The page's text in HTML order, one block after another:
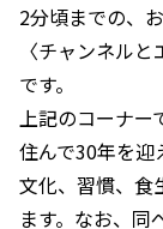
2分頃までの、
〈チャンネル
です。
上記のコーナー
住んで30年を迎
文化、習慣、食
ます。なお、